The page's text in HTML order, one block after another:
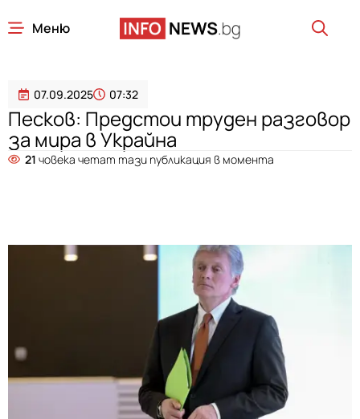
Меню
07.09.2025 07:32
Песков: Предстои труден разговор
за мира в Украйна
21 човека четат тази публикация в момента